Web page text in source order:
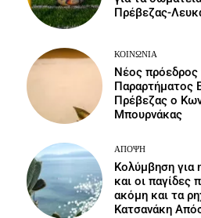
Πρέβεζας-
ΚΟΙΝΩΝΙΑ
Νέος πρόεδρος
Παραρτήματος
Πρέβεζας ο
Μπουρνάκας
ΆΠΟΨΗ
Κολύμβηση για
και οι παγίδες
ακόμη και τα
Κατσανάκη